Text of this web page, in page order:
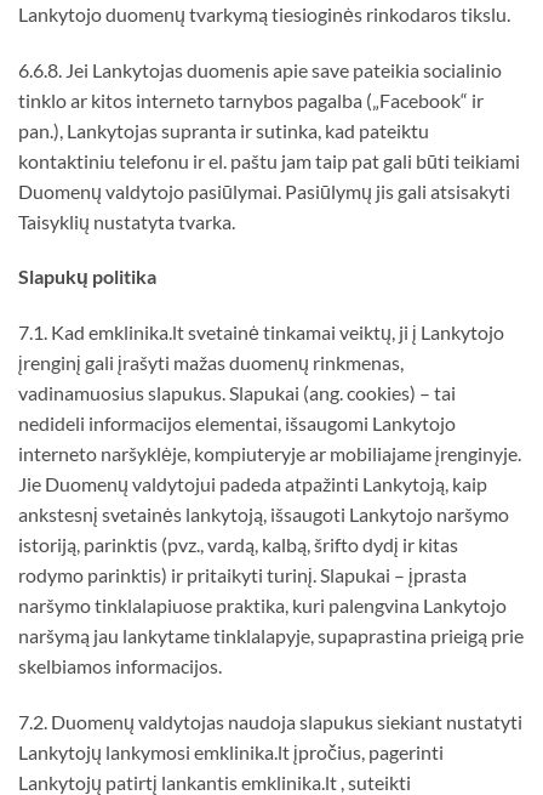
Lankytojo duomenų tvarkymą tiesioginės rinkodaros tikslu.
6.6.8. Jei Lankytojas duomenis apie save pateikia socialinio
tinklo ar kitos interneto tarnybos pagalba („Facebook“ ir
pan.), Lankytojas supranta ir sutinka, kad pateiktu
kontaktiniu telefonu ir el. paštu jam taip pat gali būti teikiami
Duomenų valdytojo pasiūlymai. Pasiūlymų jis gali atsisakyti
Taisyklių nustatyta tvarka.
Slapukų politika
7.1. Kad emklinika.lt svetainė tinkamai veiktų, ji į Lankytojo
įrenginį gali įrašyti mažas duomenų rinkmenas,
vadinamuosius slapukus. Slapukai (ang. cookies) – tai
nedideli informacijos elementai, išsaugomi Lankytojo
interneto naršyklėje, kompiuteryje ar mobiliajame įrenginyje.
Jie Duomenų valdytojui padeda atpažinti Lankytoją, kaip
ankstesnį svetainės lankytoją, išsaugoti Lankytojo naršymo
istoriją, parinktis (pvz., vardą, kalbą, šrifto dydį ir kitas
rodymo parinktis) ir pritaikyti turinį. Slapukai – įprasta
naršymo tinklalapiuose praktika, kuri palengvina Lankytojo
naršymą jau lankytame tinklalapyje, supaprastina prieigą prie
skelbiamos informacijos.
7.2. Duomenų valdytojas naudoja slapukus siekiant nustatyti
Lankytojų lankymosi emklinika.lt įpročius, pagerinti
Lankytojų patirtį lankantis emklinika.lt , suteikti